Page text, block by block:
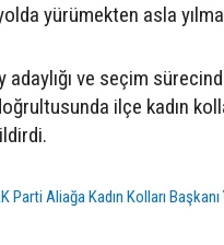
yürümekten asla
adaylığı ve seçim
ilçe kadın
Parti Aliağa Kadın Kolları Başkanı